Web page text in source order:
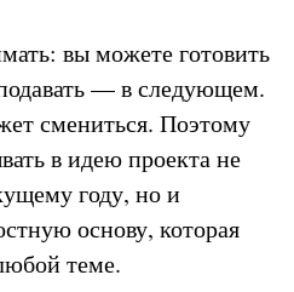
вы можете готовить
— в следующем.
смениться. Поэтому
в идею проекта не
году, но и
основу, которая
теме.